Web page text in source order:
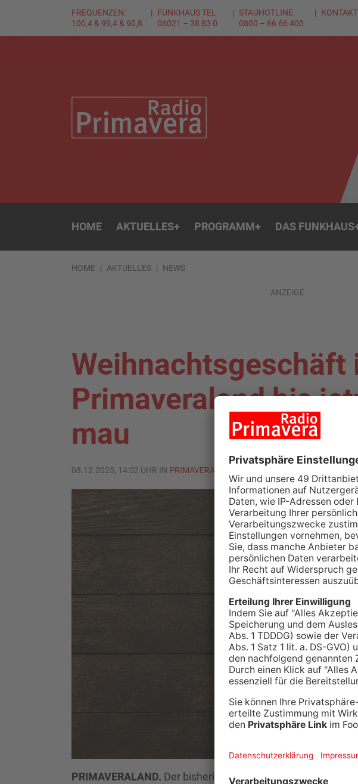
FREQUENZEN:
100,4 & 99,4 & 90,8
FUNKHAUS TEL
06021 – 38 83 0
STAUHOTLINE
0800 – 66 66 400
KONTAKT
HOME AKTUELLES+ PROGRAMM+ DAS FUNKHAUS
HOME AKTUELLES NEWS
ANZEIGE
Weihnachtsgeschäft
Primaveraland bis
mau
08.12.2025, 14:02 UHR IN PRIMAVERALAND
PRIMAVERALAND. Der bisherige Verlauf des